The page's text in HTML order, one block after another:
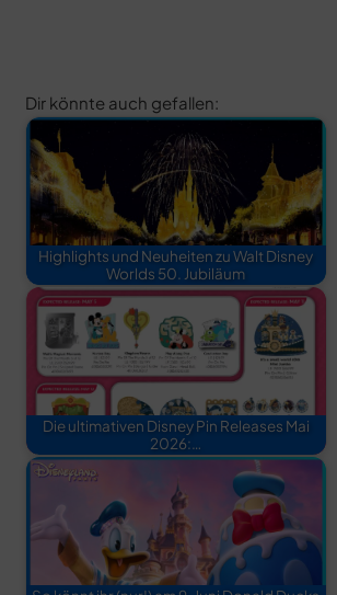
Dir könnte auch gefallen:
Highlights und Neuheiten zu Walt Disney
Worlds 50. Jubiläum
Die ultimativen Disney Pin Releases Mai
2026:…